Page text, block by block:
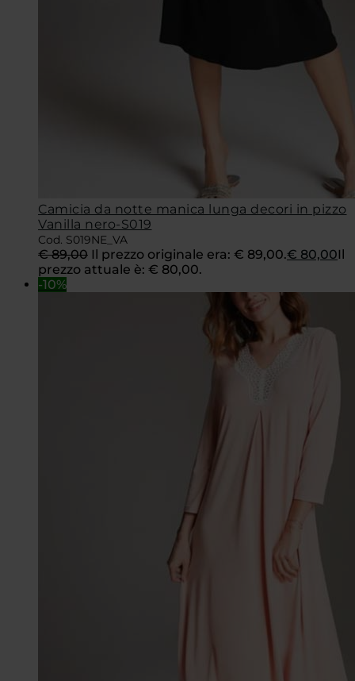
Camicia da notte manica lunga decori in pizzo
Vanilla nero-S019
Cod. S019NE_VA
€89,00 Il prezzo originale era: € 89,00.€ 80,00Il
prezzo attuale è: € 80,00.
-10%